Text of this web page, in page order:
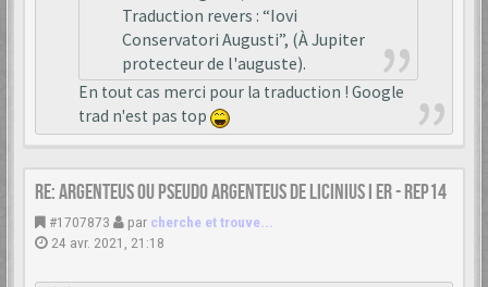
Traduction revers : “Iovi
Conservatori Augusti”, (À Jupiter
protecteur de l'auguste).
En tout cas merci pour la traduction ! Google
trad n'est pas top
Re: Argenteus ou pseudo argenteus de LICINIUS I er - REP14
#1707873 par cherche et trouve...
24 avr. 2021, 21:18